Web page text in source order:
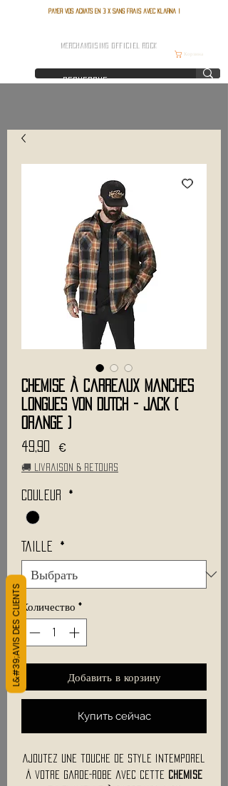
Payer vos achats en 3 x sans frais avec Klarna !
Корзина
MERCHANDISING OFFICIEL ROCK
Chemise à carreaux Manches
longues VON DUTCH - JACK (
Orange )
49,90 €
🚚 Livraison & retours
Couleur *
Taille *
Количество *
Добавить в корзину
Купить сейчас
Ajoutez une touche de style intemporel
à votre garde-robe avec cette
chemise
L&#39;AVIS DES CLIENTS